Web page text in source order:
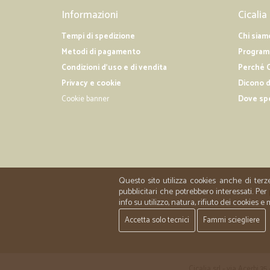
Informazioni
Tempi di spedizione
Metodi di pagamento
Condizioni d'uso e di vendita
Privacy e cookie
Cookie banner
Cicalia
Chi
Perché
Dicono
Dove
Questo sito utilizza cookies anche di
pubblicitari che potrebbero interessati.
info su utilizzo, natura, rifiuto dei cookies
Accetta solo tecnici Fammi sciegliere